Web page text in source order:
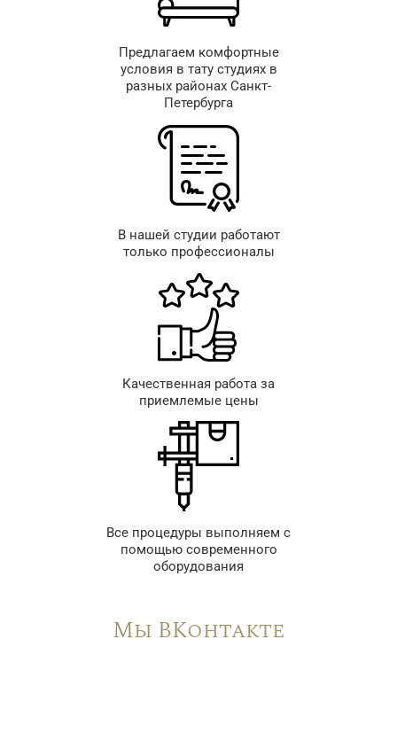
Предлагаем комфортные
условия в тату студиях в
разных районах Санкт-
Петербурга
В нашей студии работают
только профессионалы
Качественная работа за
приемлемые цены
Все процедуры выполняем с
помощью современного
оборудования
Мы ВКонтакте